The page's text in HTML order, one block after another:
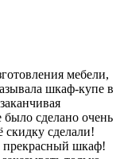
мебели,
шкаф-купе в
сделано очень
сделали!
прекрасный шкаф!